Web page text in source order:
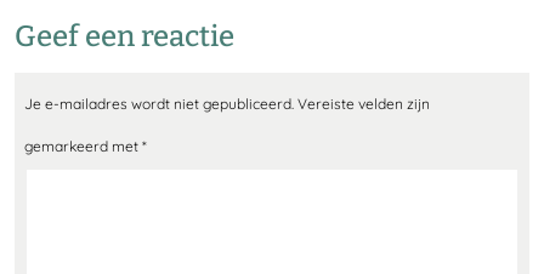
Geef een reactie
Je e-mailadres wordt niet gepubliceerd. Vereiste velden zijn
gemarkeerd met *